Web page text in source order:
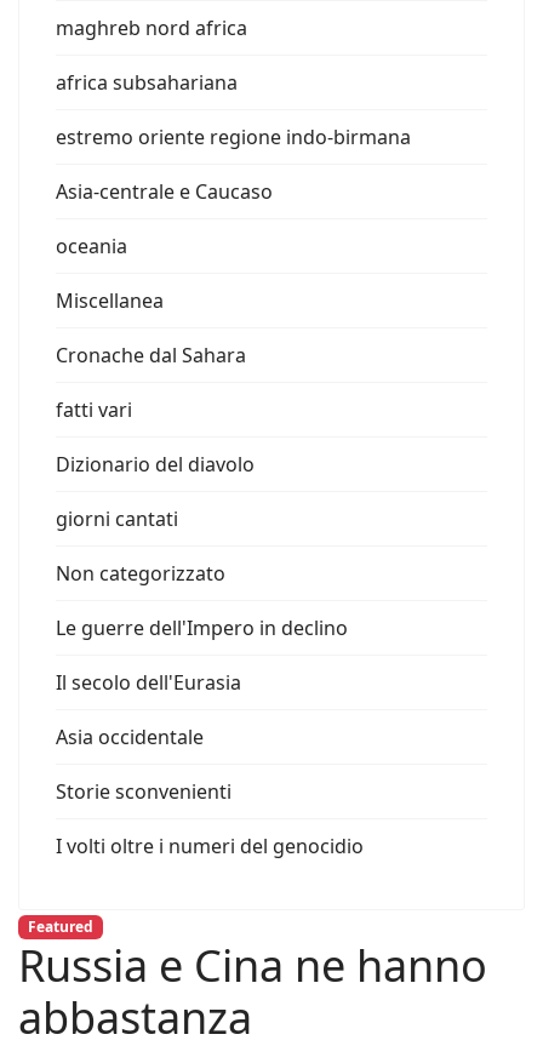
maghreb nord africa
africa subsahariana
estremo oriente regione indo-birmana
Asia-centrale e Caucaso
oceania
Miscellanea
Cronache dal Sahara
fatti vari
Dizionario del diavolo
giorni cantati
Non categorizzato
Le guerre dell'Impero in declino
Il secolo dell'Eurasia
Asia occidentale
Storie sconvenienti
I volti oltre i numeri del genocidio
Featured
Russia e Cina ne hanno
abbastanza